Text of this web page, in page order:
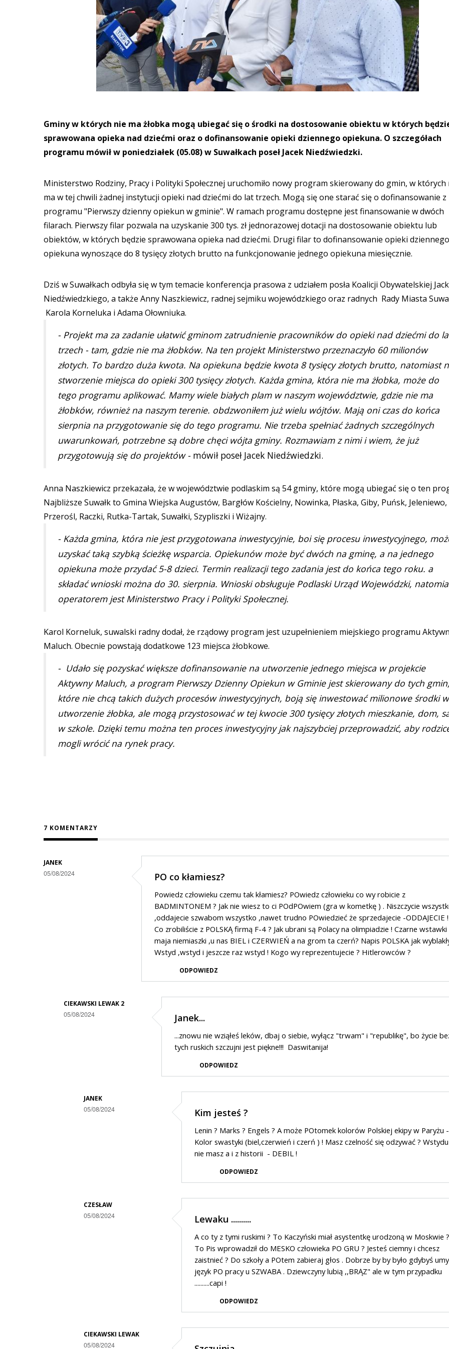
Gminy w których nie ma żłobka mogą ubiegać się o środki na dostosowanie obiektu w których
sprawowana opieka nad dziećmi oraz o dofinansowanie opieki dziennego opiekuna. O szczegółach
programu mówił w poniedziałek (05.08) w Suwałkach poseł Jacek Niedźwiedzki.
Ministerstwo Rodziny, Pracy i Polityki Społecznej uruchomiło nowy program skierowany do gmin, w których
ma w tej chwili żadnej instytucji opieki nad dziećmi do lat trzech. Mogą się one starać się o dofinansowanie z
programu "Pierwszy dzienny opiekun w gminie". W ramach programu dostępne jest finansowanie w dwóch
filarach. Pierwszy filar pozwala na uzyskanie 300 tys. zł jednorazowej dotacji na dostosowanie obiektu lub
obiektów, w których będzie sprawowana opieka nad dziećmi. Drugi filar to dofinansowanie opieki dziennego
opiekuna wynoszące do 8 tysięcy złotych brutto na funkcjonowanie jednego opiekuna miesięcznie.
Dziś w Suwałkach odbyła się w tym temacie konferencja prasowa z udziałem posła Koalicji Obywatelskiej
Niedźwiedzkiego, a także Anny Naszkiewicz, radnej sejmiku wojewódzkiego oraz radnych Rady Miasta
Karola Korneluka i Adama Ołowniuka.
- Projekt ma za zadanie ułatwić gminom zatrudnienie pracowników do opieki nad dziećmi do
trzech - tam, gdzie nie ma żłobków. Na ten projekt Ministerstwo przeznaczyło 60 milionów
złotych. To bardzo duża kwota. Na opiekuna będzie kwota 8 tysięcy złotych brutto, natomiast
stworzenie miejsca do opieki 300 tysięcy złotych. Każda gmina, która nie ma żłobka, może do
tego programu aplikować. Mamy wiele białych plam w naszym województwie, gdzie nie ma
żłobków, również na naszym terenie. obdzwoniłem już wielu wójtów. Mają oni czas do końca
sierpnia na przygotowanie się do tego programu. Nie trzeba spełniać żadnych szczególnych
uwarunkowań, potrzebne są dobre chęci wójta gminy. Rozmawiam z nimi i wiem, że już
przygotowują się do projektów - mówił poseł Jacek Niedźwiedzki.
Anna Naszkiewicz przekazała, że w województwie podlaskim są 54 gminy, które mogą ubiegać się o ten
Najbliższe Suwałk to Gmina Wiejska Augustów, Bargłów Kościelny, Nowinka, Płaska, Giby, Puńsk, Jeleniewo,
Przerośl, Raczki, Rutka-Tartak, Suwałki, Szypliszki i Wiżajny.
- Każda gmina, która nie jest przygotowana inwestycyjnie, boi się procesu inwestycyjnego,
uzyskać taką szybką ścieżkę wsparcia. Opiekunów może być dwóch na gminę, a na jednego
opiekuna może przydać 5-8 dzieci. Termin realizacji tego zadania jest do końca tego roku. a
składać wnioski można do 30. sierpnia. Wnioski obsługuje Podlaski Urząd Wojewódzki,
operatorem jest Ministerstwo Pracy i Polityki Społecznej.
Karol Korneluk, suwalski radny dodał, że rządowy program jest uzupełnieniem miejskiego programu
Maluch. Obecnie powstają dodatkowe 123 miejsca żłobkowe.
- Udało się pozyskać większe dofinansowanie na utworzenie jednego miejsca w projekcie
Aktywny Maluch, a program Pierwszy Dzienny Opiekun w Gminie jest skierowany do tych gmin,
które nie chcą takich dużych procesów inwestycyjnych, boją się inwestować milionowe środki w
utworzenie żłobka, ale mogą przystosować w tej kwocie 300 tysięcy złotych mieszkanie, dom,
w szkole. Dzięki temu można ten proces inwestycyjny jak najszybciej przeprowadzić, aby
mogli wrócić na rynek pracy.
7 KOMENTARZY
JANEK
05/08/2024 PO co kłamiesz?
Powiedz człowieku czemu tak kłamiesz? POwiedz człowieku co wy robicie z
BADMINTONEM ? Jak nie wiesz to ci POdPOwiem (gra w kometkę ) . Niszczycie
,oddajecie szwabom wszystko ,nawet trudno POwiedzieć że sprzedajecie -ODDAJECIE !
Co zrobiliście z POLSKĄ firmą F-4 ? Jak ubrani są Polacy na olimpiadzie ! Czarne
maja niemiaszki ,u nas BIEL i CZERWIEŃ a na grom ta czerń? Napis POLSKA jak
Wstyd ,wstyd i jeszcze raz wstyd ! Kogo wy reprezentujecie ? Hitlerowców ?
ODPOWIEDZ
CIEKAWSKI LEWAK 2
05/08/2024 Janek...
...znowu nie wziąłeś leków, dbaj o siebie, wyłącz "trwam" i "republikę", bo życie
tych ruskich szczujni jest piękne!!! Daswitanija!
ODPOWIEDZ
JANEK
05/08/2024
odpowiedzi
Kim jesteś ?
Lenin ? Marks ? Engels ? A może POtomek kolorów Polskiej ekipy w Paryżu -
Kolor swastyki (biel,czerwień i czerń ) ! Masz czelność się odzywać ? Wstydu
nie masz a i z historii - DEBIL !
ODPOWIEDZ
CZESŁAW
05/08/2024
na
Lewaku ..........
A co ty z tymi ruskimi ? To Kaczyński miał asystentkę urodzoną w Moskwie ?
To Pis wprowadził do MESKO człowieka PO GRU ? Jesteś ciemny i chcesz
zaistnieć ? Do szkoły a POtem zabieraj głos . Dobrze by by było gdybyś
język PO pracy u SZWABA . Dziewczyny lubią ,,BRĄZ" ale w tym przypadku
..........capi !
ODPOWIEDZ
CIEKAWSKI LEWAK
05/08/2024